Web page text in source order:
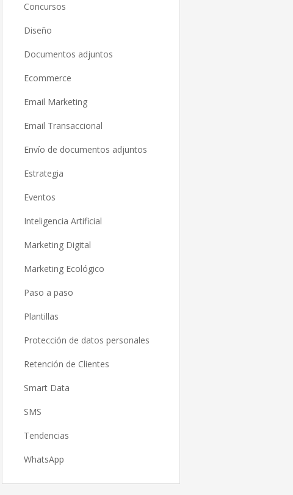
Concursos
Diseño
Documentos adjuntos
Ecommerce
Email Marketing
Email Transaccional
Envío de documentos adjuntos
Estrategia
Eventos
Inteligencia Artificial
Marketing Digital
Marketing Ecológico
Paso a paso
Plantillas
Protección de datos personales
Retención de Clientes
Smart Data
SMS
Tendencias
WhatsApp